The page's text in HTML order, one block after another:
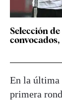
Selección
En la última
primera